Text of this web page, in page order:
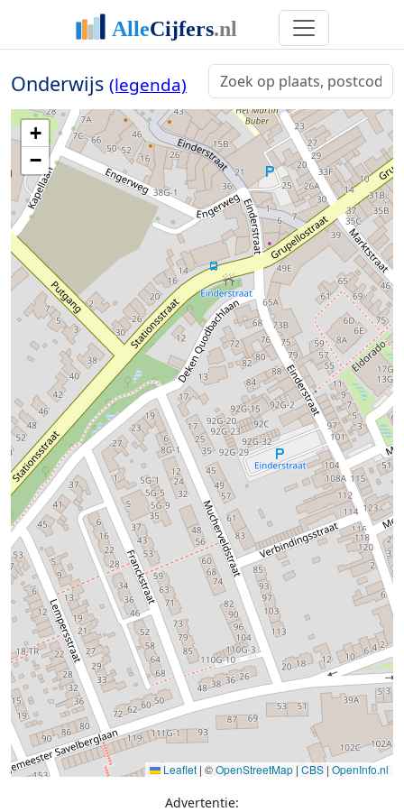
Onderwijs (legenda)
+
−
Leaflet | ©OpenStreetMap | CBS| OpenInfo.nl
Advertentie: